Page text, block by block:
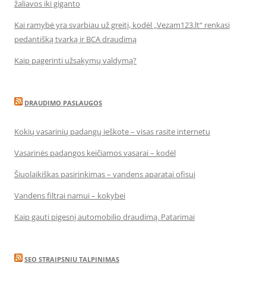
žaliavos iki giganto
Kai ramybė yra svarbiau už greitį, kodėl „Vezam123.lt“ renkasi
pedantišką tvarką ir BCA draudimą
Kaip pagerinti užsakymų valdymą?
DRAUDIMO PASLAUGOS
Kokių vasarinių padangų ieškote – visas rasite internetu
Vasarinės padangos keičiamos vasarai – kodėl
Šiuolaikiškas pasirinkimas – vandens aparatai ofisui
Vandens filtrai namui – kokybei
Kaip gauti pigesnį automobilio draudimą. Patarimai
SEO STRAIPSNIU TALPINIMAS